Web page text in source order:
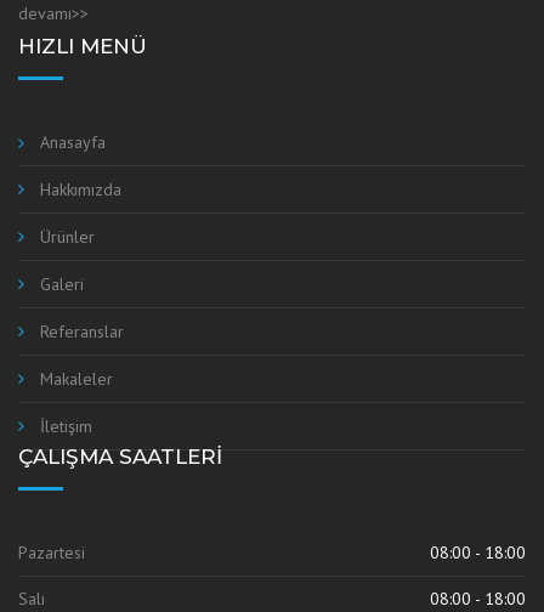
devamı>>
HIZLI MENÜ
Anasayfa
Hakkımızda
Ürünler
Galeri
Referanslar
Makaleler
İletişim
ÇALIŞMA SAATLERI
Pazartesi 08:00 - 18:00
Salı 08:00 - 18:00